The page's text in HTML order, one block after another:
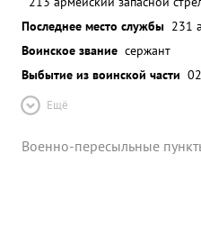
Последнее место службы 231
Воинское звание сержант
Выбытие из воинской части
Ещё
Военно-пересыльные